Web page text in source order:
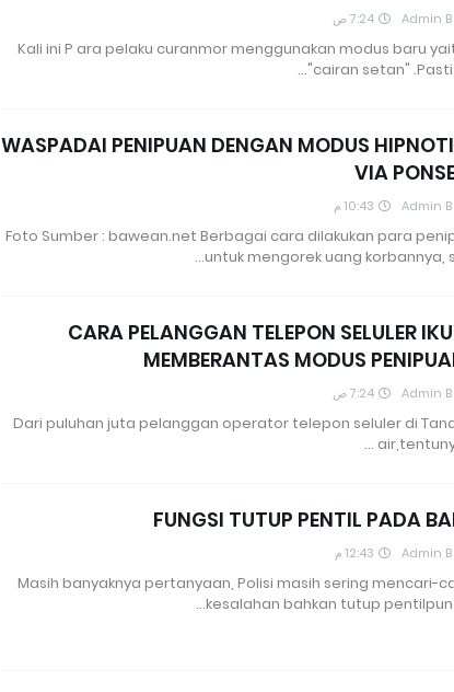
Admin B 7:24 ص
Kali ini P ara pelaku curanmor menggunakan modus baru
"cairan setan" .Pasti
WASPADAI PENIPUAN DENGAN MODUS
VIA
Admin B 10:43 م
Foto Sumber : bawean.net Berbagai cara dilakukan para
untuk mengorek uang korbannya,
CARA PELANGGAN TELEPON SELULER
MEMBERANTAS MODUS
Admin B 7:24 ص
Dari puluhan juta pelanggan operator telepon seluler di
FUNGSI TUTUP PENTIL PADA
Admin B 12:43 م
Masih banyaknya pertanyaan, Polisi masih sering mencari-
kesalahan bahkan tutup pentilpun